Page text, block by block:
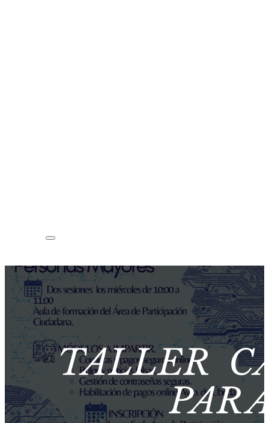
TALLER